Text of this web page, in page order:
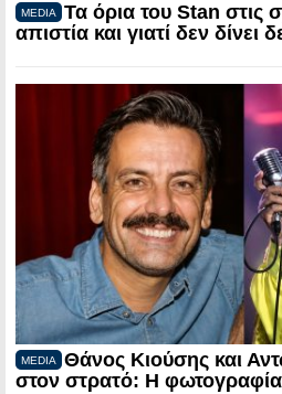
MEDIA
Τα όρια του Stan στις
απιστία και γιατί δεν δίνει
MEDIA
Θάνος Κιούσης και
στον στρατό: Η